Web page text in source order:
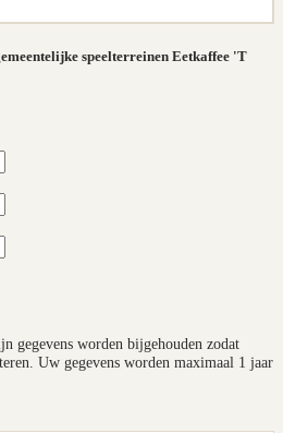
speelterreinen Eetkaffee 'T
gegevens worden bijgehouden zodat
Uw gegevens worden maximaal 1 jaar